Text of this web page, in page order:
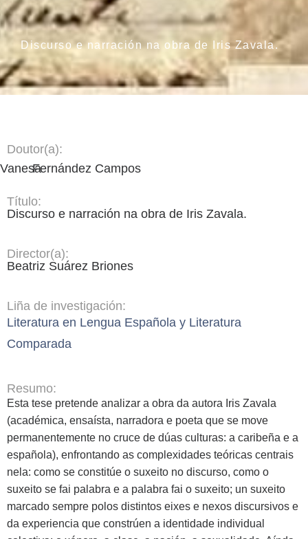
Discurso e narración na obra de Iris Zavala.
Doutor(a):
VanesaFernández Campos
Título:
Discurso e narración na obra de Iris Zavala.
Director(a):
Beatriz Suárez Briones
Liña de investigación:
Literatura en Lengua Española y Literatura
Comparada
Resumo:
Esta tese pretende analizar a obra da autora Iris Zavala
(académica, ensaísta, narradora e poeta que se move
permanentemente no cruce de dúas culturas: a caribeña e a
española), enfrontando as complexidades teóricas centrais
nela: como se constitúe o suxeito no discurso, como o
suxeito se fai palabra e a palabra fai o suxeito; un suxeito
marcado sempre polos distintos eixes e nexos discursivos e
da experiencia que constrúen a identidade individual